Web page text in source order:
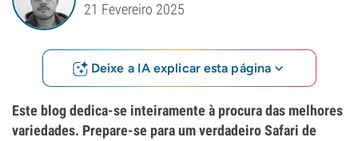
21 Fevereiro 2025
Deixe a IA explicar esta página
Este blog dedica-se inteiramente à procura das melhores
variedades. Prepare-se para um verdadeiro Safari de